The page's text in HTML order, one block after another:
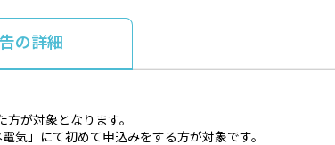
の詳細
が対象となります。
気」にて初めて申込みをする方が対象です。